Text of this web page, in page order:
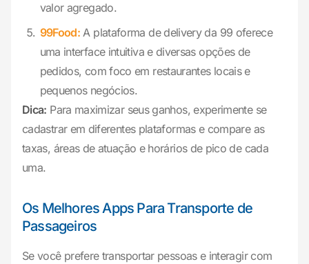
valor agregado.
99Food: A plataforma de delivery da 99 oferece
uma interface intuitiva e diversas opções de
pedidos, com foco em restaurantes locais e
pequenos negócios.
Dica: Para maximizar seus ganhos, experimente se
cadastrar em diferentes plataformas e compare as
taxas, áreas de atuação e horários de pico de cada
uma.
Os Melhores Apps Para Transporte de
Passageiros
Se você prefere transportar pessoas e interagir com